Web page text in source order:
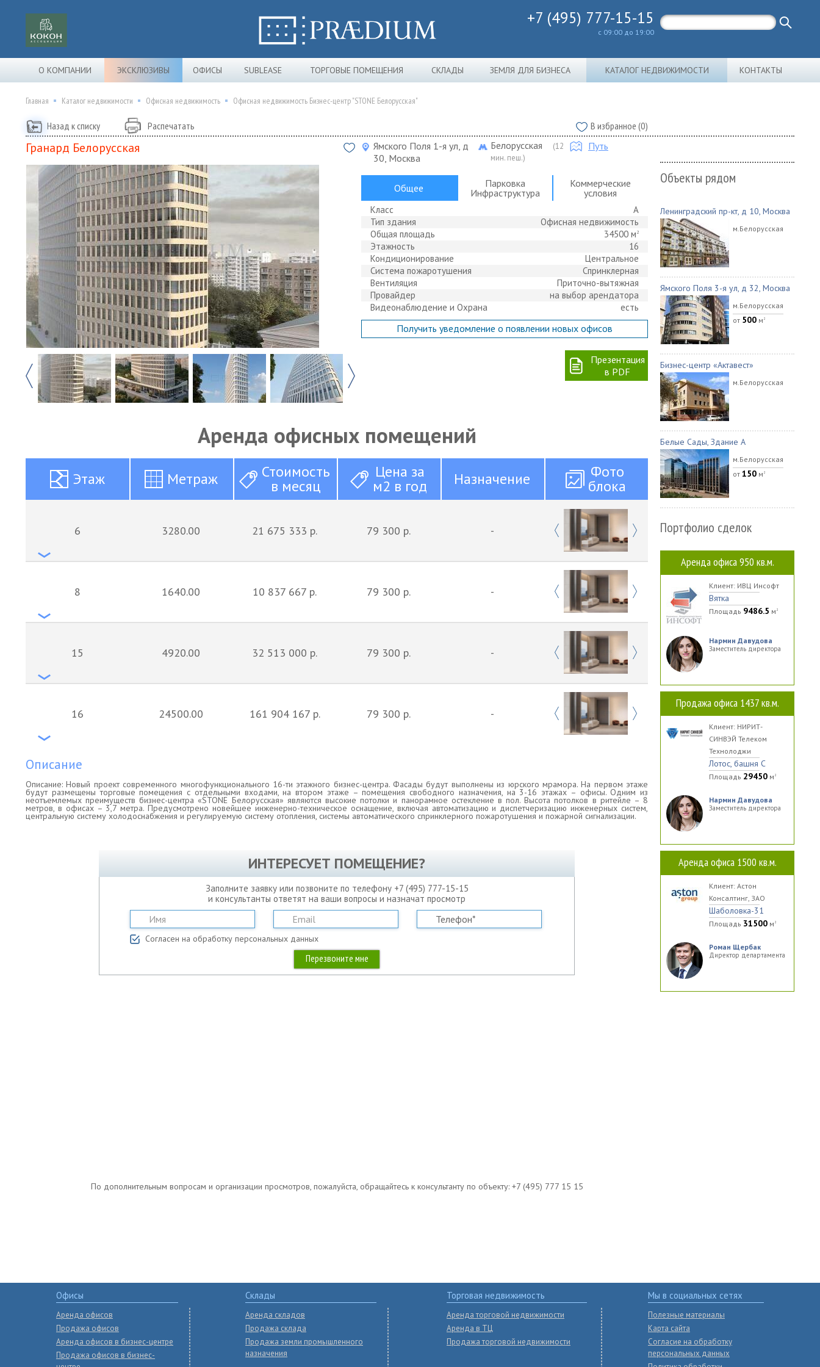
+7 (495) 777-15-15
с 09:00 до 19:00
О КОМПАНИИ ЭКСКЛЮЗИВЫ ОФИСЫ SUBLEASE ТОРГОВЫЕ ПОМЕЩЕНИЯ СКЛАДЫ ЗЕМЛЯ ДЛЯ БИЗНЕСА КАТАЛОГ НЕДВИЖИМОСТИ КОНТАКТЫ
Главная Каталог недвижимости Офисная недвижимость Офисная недвижимость Бизнес-центр "STONE Белорусская"
Назад к списку Распечатать В избранное (0)
Гранард Белорусская
Ямского Поля 1-я ул, д
30, Москва
Белорусская
(12
мин. пеш.)
Путь
Общее
Парковка
Инфраструктура
Коммерческие
условия
Класс
A
Тип здания
Офисная недвижимость
Общая площадь
34500 м 2
Этажность
16
Кондиционирование
Центральное
Система пожаротушения
Спринклерная
Вентиляция
Приточно-вытяжная
Провайдер
на выбор арендатора
Видеонаблюдение и Охрана
есть
Получить уведомление о появлении новых офисов
Презентация
в PDF
Аренда офисных помещений
Этаж Метраж Стоимость
в месяц
Цена за
м2 в год Назначение Фото
блока
6 3280.00 21 675 333 р. 79 300 р. - Previous
8 1640.00 10 837 667 р. 79 300 р. - Previous
15 4920.00 32 513 000 р. 79 300 р. - Previous
16 24500.00 161 904 167 р. 79 300 р. - Previous
Описание
Описание: Новый проект современного многофункционального 16-ти этажного бизнес-центра. Фасады будут выполнены из юрского мрамора. На первом этаже
будут размещены торговые помещения с отдельными входами, на втором этаже – помещения свободного назначения, на 3-16 этажах – офисы. Одним из
неотъемлемых преимуществ бизнес-центра «STONE Белорусская» являются высокие потолки и панорамное остекление в пол. Высота потолков в ритейле – 8
метров, в офисах – 3,7 метра. Предусмотрено новейшее инженерно-техническое оснащение, включая автоматизацию и диспетчеризацию инженерных систем,
центральную систему холодоснабжения и регулируемую систему отопления, системы автоматического спринклерного пожаротушения и пожарной сигнализации.
ИНТЕРЕСУЕТ ПОМЕЩЕНИЕ?
Заполните заявку или позвоните по телефону +7 (495) 777-15-15
и консультанты ответят на ваши вопросы и назначат просмотр
Согласен на обработку персональных данных
По дополнительным вопросам и организации просмотров, пожалуйста, обращайтесь к консультанту по объекту: +7 (495) 777 15 15
Объекты рядом
Ленинградский пр-кт, д 10, Москва
м.Белорусская
Ямского Поля 3-я ул, д 32, Москва
м.Белорусская
от 500 м 2
Бизнес-центр «Актавест»
м.Белорусская
Белые Сады, Здание А
м.Белорусская
от 150 м 2
Портфолио сделок
Аренда офиса 950 кв.м.
Клиент: ИВЦ Инсофт
Вятка
Площадь 9486.5 м 2
Нармин Давудова
Заместитель директора
Продажа офиса 1437 кв.м.
Клиент: НИРИТ-
СИНВЭЙ Телеком
Технолоджи
Лотос, башня С
Площадь 29450 м 2
Нармин Давудова
Заместитель директора
Аренда офиса 1500 кв.м.
Клиент: Астон
Консалтинг, ЗАО
Шаболовка-31
Площадь 31500 м 2
Роман Щербак
Директор департамента
Офисы
Аренда офисов
Продажа офисов
Аренда офисов в бизнес-центре
Продажа офисов в бизнес-
Склады
Аренда складов
Продажа склада
Продажа земли промышленного
назначения
Торговая недвижимость
Аренда торговой недвижимости
Аренда в ТЦ
Продажа торговой недвижимости
Мы в социальных сетях
Полезные материалы
Карта сайта
Согласие на обработку
персональных данных